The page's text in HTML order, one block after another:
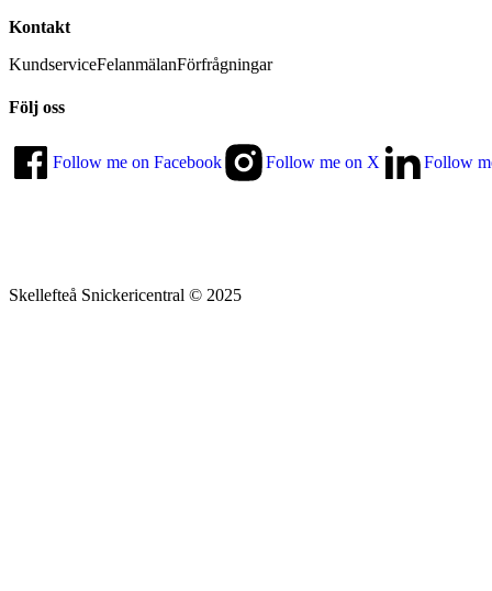
Kontakt
KundserviceFelanmälanFörfrågningar
Följ oss
Follow me on Facebook Follow me on X Follow
Skellefteå Snickericentral © 2025